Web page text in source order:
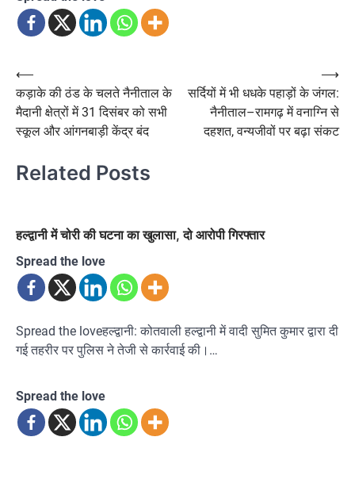
Post
navigation
⟵
कड़ाके की ठंड के चलते नैनीताल के
मैदानी क्षेत्रों में 31 दिसंबर को सभी
स्कूल और आंगनबाड़ी केंद्र बंद
सर्दियों में भी धधके पहाड़ों के जंगल:
नैनीताल–रामगढ़ में वनाग्नि से
दहशत, वन्यजीवों पर बढ़ा संकट
⟶
Related Posts
हल्द्वानी में चोरी की घटना का खुलासा, दो आरोपी गिरफ्तार
Spread the love
Spread the loveहल्द्वानी: कोतवाली हल्द्वानी में वादी सुमित कुमार द्वारा दी
गई तहरीर पर पुलिस ने तेजी से कार्रवाई की।…
Spread the love